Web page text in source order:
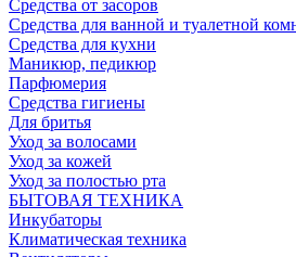
Средства от засоров
Средства для ванной и туалетной
Средства для кухни
Маникюр, педикюр
Парфюмерия
Средства гигиены
Для бритья
Уход за волосами
Уход за кожей
Уход за полостью рта
БЫТОВАЯ ТЕХНИКА
Инкубаторы
Климатическая техника